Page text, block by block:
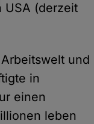
USA (derzeit
und
in
einen
leben